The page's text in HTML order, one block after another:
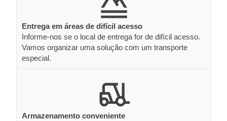
Entrega em áreas de difícil acesso
Informe-nos se o local de entrega for de difícil acesso.
Vamos organizar uma solução com um transporte
especial.
Armazenamento conveniente